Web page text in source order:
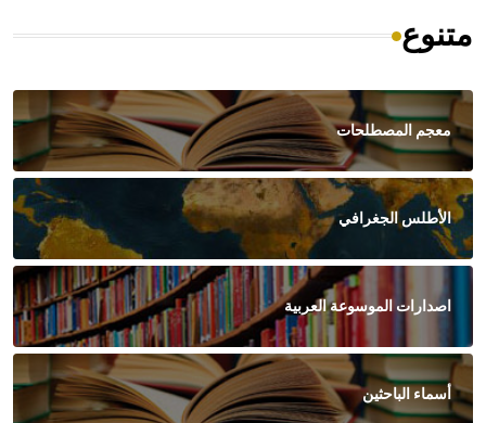
متنوع
معجم المصطلحات
الأطلس الجغرافي
اصدارات الموسوعة العربية
أسماء الباحثين